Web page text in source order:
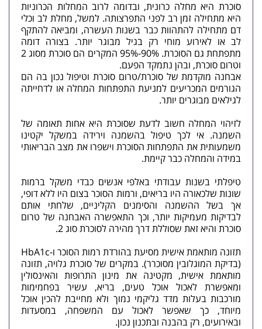
סוכרת היא מחלה כרונית, ובדומה לרוב המחלות הכרוניות
היא מתחילה זמן רב לפני התפרצותה. למשל, מחלת לב וכלי
דם מתחילה להתהוות כבר בשנות העשרה, ומביאה להתקף
לב או לאירוע מוחי רק בגיל מבוגר יותר. בצורה דומה
מתפתחת גם הסוכרת. 90%-95% המקרים הם סוכרת מסוג 2
וטרום סוכרת, ובהן נתמקד הפעם.
אבחנה מוקדמת של סוכרת/טרום סוכרת וטיפול נכון בה הם
הגורמים המכריעים למניעת התפתחות המחלה או לדחייתה
לגילאים מבוגרים יותר.
לזיהוי המחלה חשוב לדעת שסוכרת היא אחות תאומה של
השמנה. אי לכך טיפול בהשמנה וירידה במשקל יקטינו
משמעותית את התפתחות הסוכרת וישפרו את מצב הבריאותי
במידה והמחלה כבר קיימת.
טיפלתי בשנות עבודתי באלפי אנשים כבדי משקל ברמות
שונות שלכאורה היו בריאים, ורמות הסוכר בצום היו ללא דופי,
אך בשל ההשמנה והסימנים הקליניים, שלחתי אותם
לבדיקות מעמיקות יותר, וכך התאפשרה האבחנה של טרום
סוכרת והיא זאת שסוללת דרך מהירה לסוכרת סוג 2.
תזונה מותאמת אישית מסיעת בהורדת רמות הסוכר ו-HbA1c
(בדיקת המוגלובין מסוכרר). במקרים של סוכרת גלויה, תזונה
מותאמת אישית, מקטינה את מינון התרופות והאינסולין
ומאפשרת לאכול אוכל טעים, בריא, עשיר בפחמימות
מורכבות בעלות מדד גליקמי נמוך ולא מחייבת להכין אוכל
מיוחד, כך שאפשר לאכול עם המשפחה, במסעדות
ובאירועים, רק בהבנה ובתכנון נכון.